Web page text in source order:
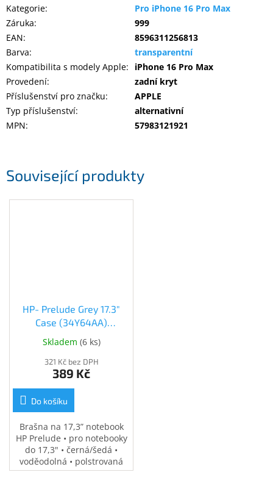
Související produkty
HP- Prelude Grey 17.3"
Case (34Y64AA)
(34Y64AA)
Skladem (6 ks)
321 Kč bez DPH
389 Kč
Do košíku
Brašna na 17,3” notebook
HP Prelude • pro notebooky
do 17,3" • černá/šedá •
voděodolná • polstrovaná
přihrádka na notebook •
Kategorie:
Pro iPhone 16 Pro Max
Záruka:
999
EAN:
8596311256813
Barva:
transparentní
Kompatibilita s modely Apple:
iPhone 16 Pro Max
Provedení:
zadní kryt
Příslušenství pro značku:
APPLE
Typ příslušenství:
alternativní
MPN: 57983121921